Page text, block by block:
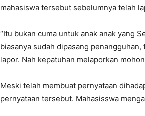
mahasiswa tersebut sebelumnya telah
“Itu bukan cuma untuk anak anak yang
biasanya sudah dipasang
lapor. Nah kepatuhan melaporkan
Meski telah membuat pernyataan
pernyataan tersebut. Mahasisswa